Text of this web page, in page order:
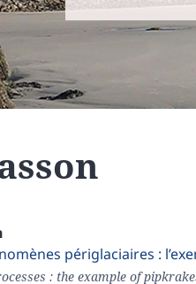
périglaciaires :
: the example of